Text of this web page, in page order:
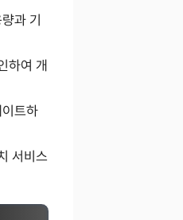
과 기
하여 개
트하
서비스